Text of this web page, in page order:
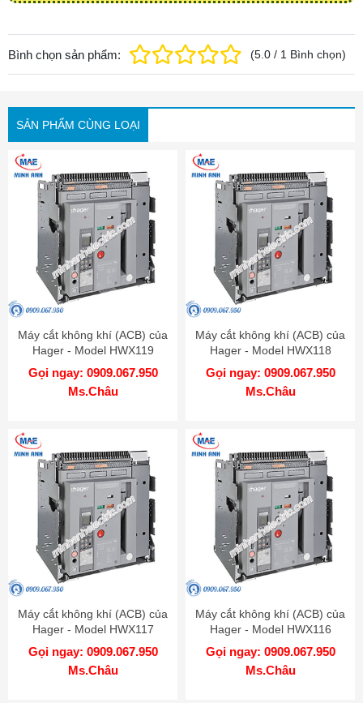
Bình chọn sản phẩm: (5.0 / 1 Bình chọn)
SẢN PHẨM CÙNG LOẠI
Máy cắt không khí (ACB) của
Hager - Model HWX119
Gọi ngay: 0909.067.950
Ms.Châu
Máy cắt không khí (ACB) của
Hager - Model HWX118
Gọi ngay: 0909.067.950
Ms.Châu
Máy cắt không khí (ACB) của
Hager - Model HWX117
Gọi ngay: 0909.067.950
Ms.Châu
Máy cắt không khí (ACB) của
Hager - Model HWX116
Gọi ngay: 0909.067.950
Ms.Châu